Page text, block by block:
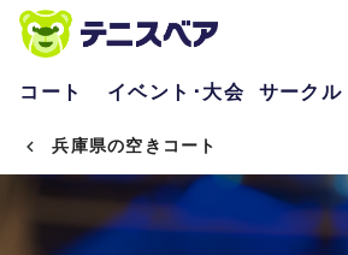
コート イベント･大会 サークル
兵庫県の空きコート